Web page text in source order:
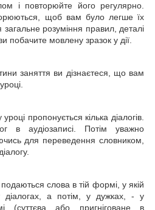
і повторюйте його регулярно.
щоб вам було легше їх
загальне розуміння правил, деталі
побачите мовлену зразок у дії.
заняття ви дізнаєтеся, що вам
пропонується кілька діалогів.
в аудіозаписі. Потім уважно
для переведення словником,
слова в тій формі, у якій
діалогах, а потім, у дужках, - у
(суттєва або пригніговане в